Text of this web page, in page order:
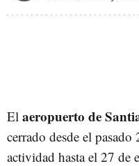
El aeropuerto de
cerrado desde el
actividad hasta el 27 de